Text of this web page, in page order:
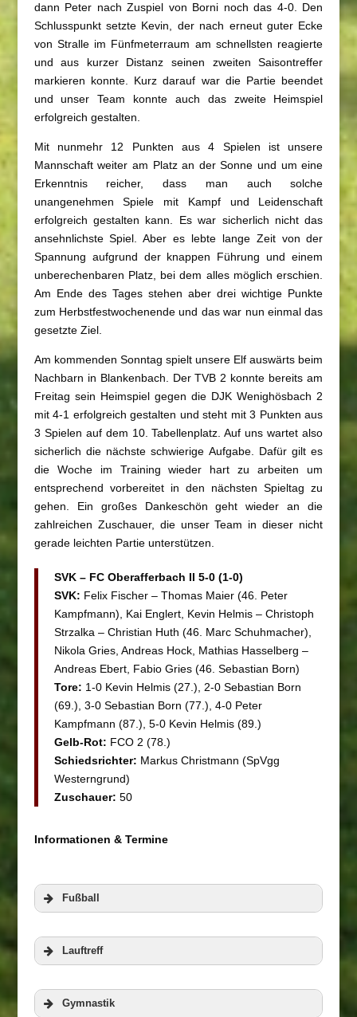
dann Peter nach Zuspiel von Borni noch das 4-0. Den
Schlusspunkt setzte Kevin, der nach erneut guter Ecke
von Stralle im Fünfmeterraum am schnellsten reagierte
und aus kurzer Distanz seinen zweiten Saisontreffer
markieren konnte. Kurz darauf war die Partie beendet
und unser Team konnte auch das zweite Heimspiel
erfolgreich gestalten.
Mit nunmehr 12 Punkten aus 4 Spielen ist unsere
Mannschaft weiter am Platz an der Sonne und um eine
Erkenntnis reicher, dass man auch solche
unangenehmen Spiele mit Kampf und Leidenschaft
erfolgreich gestalten kann. Es war sicherlich nicht das
ansehnlichste Spiel. Aber es lebte lange Zeit von der
Spannung aufgrund der knappen Führung und einem
unberechenbaren Platz, bei dem alles möglich erschien.
Am Ende des Tages stehen aber drei wichtige Punkte
zum Herbstfestwochenende und das war nun einmal das
gesetzte Ziel.
Am kommenden Sonntag spielt unsere Elf auswärts beim
Nachbarn in Blankenbach. Der TVB 2 konnte bereits am
Freitag sein Heimspiel gegen die DJK Wenighösbach 2
mit 4-1 erfolgreich gestalten und steht mit 3 Punkten aus
3 Spielen auf dem 10. Tabellenplatz. Auf uns wartet also
sicherlich die nächste schwierige Aufgabe. Dafür gilt es
die Woche im Training wieder hart zu arbeiten um
entsprechend vorbereitet in den nächsten Spieltag zu
gehen. Ein großes Dankeschön geht wieder an die
zahlreichen Zuschauer, die unser Team in dieser nicht
gerade leichten Partie unterstützen.
SVK – FC Oberafferbach II 5-0 (1-0)
SVK: Felix Fischer – Thomas Maier (46. Peter
Kampfmann), Kai Englert, Kevin Helmis – Christoph
Strzalka – Christian Huth (46. Marc Schuhmacher),
Nikola Gries, Andreas Hock, Mathias Hasselberg –
Andreas Ebert, Fabio Gries (46. Sebastian Born)
Tore: 1-0 Kevin Helmis (27.), 2-0 Sebastian Born
(69.), 3-0 Sebastian Born (77.), 4-0 Peter
Kampfmann (87.), 5-0 Kevin Helmis (89.)
Gelb-Rot: FCO 2 (78.)
Schiedsrichter: Markus Christmann (SpVgg
Westerngrund)
Zuschauer: 50
Informationen & Termine
Fußball
Lauftreff
Gymnastik